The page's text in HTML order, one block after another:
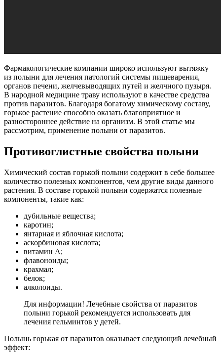
Фармакологические компании широко используют вытяжку
из полыни для лечения патологий системы пищеварения,
органов печени, желчевыводящих путей и желчного пузыря.
В народной медицине траву используют в качестве средства
против паразитов. Благодаря богатому химическому составу,
горькое растение способно оказать благоприятное и
разностороннее действие на организм. В этой статье мы
рассмотрим, применение полыни от паразитов.
Противоглистные свойства полыни
Химический состав горькой полыни содержит в себе большее
количество полезных компонентов, чем другие виды данного
растения. В составе горькой полыни содержатся полезные
компоненты, такие как:
дубильные вещества;
каротин;
янтарная и яблочная кислота;
аскорбиновая кислота;
витамин А;
флавоноиды;
крахмал;
белок;
алколоиды.
Для информации! Лечебные свойства от паразитов
полыни горькой рекомендуется использовать для
лечения гельминтов у детей.
Полынь горькая от паразитов оказывает следующий лечебный
эффект: